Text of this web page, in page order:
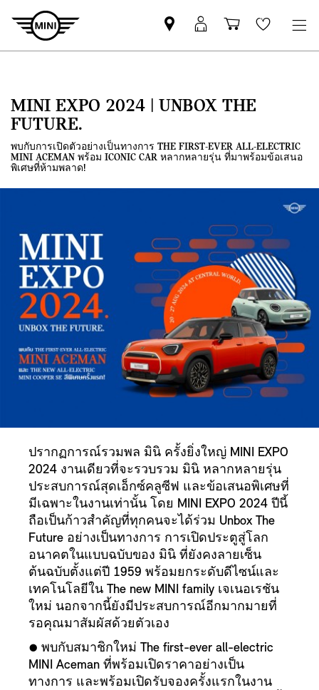
Mini
dealer
MyMini
login
Shopping
cart
Wishlist
MINI EXPO 2024 | UNBOX THE
FUTURE.
พบกับการเปิดตัวอย่างเป็นทางการ THE FIRST-EVER ALL-ELECTRIC
MINI ACEMAN พร้อม ICONIC CAR หลากหลายรุ่น ที่มาพร้อมข้อเสนอ
พิเศษที่ห้ามพลาด!
ปรากฏการณ์รวมพล มินิ ครั้งยิ่งใหญ่ MINI EXPO
2024 งานเดียวที่จะรวบรวม มินิ หลากหลายรุ่น
ประสบการณ์สุดเอ็กซ์คลูซีฟ และข้อเสนอพิเศษที่
มีเฉพาะในงานเท่านั้น โดย MINI EXPO 2024 ปีนี้
ถือเป็นก้าวสำคัญที่ทุกคนจะได้ร่วม Unbox The
Future อย่างเป็นทางการ การเปิดประตูสู่โลก
อนาคตในแบบฉบับของ มินิ ที่ยังคงลายเซ็น
ต้นฉบับตั้งแต่ปี 1959 พร้อมยกระดับดีไซน์และ
เทคโนโลยีใน The new MINI family เจเนอเรชัน
ใหม่ นอกจากนี้ยังมีประสบการณ์อีกมากมายที่
รอคุณมาสัมผัสด้วยตัวเอง
● พบกับสมาชิกใหม่ The first-ever all-electric
MINI Aceman ที่พร้อมเปิดราคาอย่างเป็น
ทางการ และพร้อมเปิดรับจองครั้งแรกในงาน